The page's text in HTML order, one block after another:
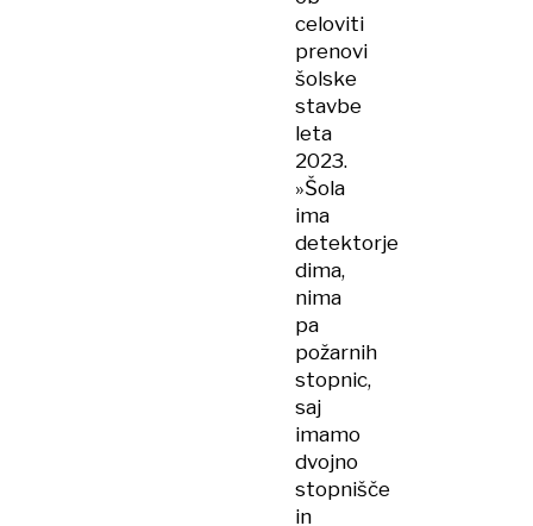
celoviti
prenovi
šolske
stavbe
leta
2023.
»Šola
ima
detektorje
dima,
nima
pa
požarnih
stopnic,
saj
imamo
dvojno
stopnišče
in